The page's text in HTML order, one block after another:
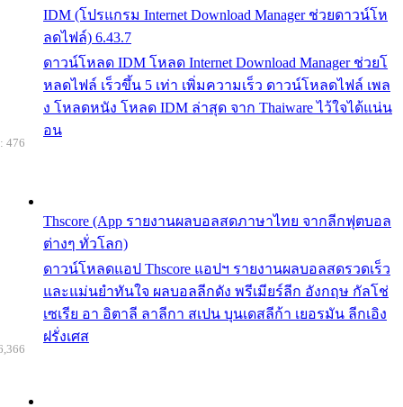
IDM (โปรแกรม Internet Download Manager ช่วยดาวน์โห
ลดไฟล์) 6.43.7
ดาวน์โหลด IDM โหลด Internet Download Manager ช่วยโ
หลดไฟล์ เร็วขึ้น 5 เท่า เพิ่มความเร็ว ดาวน์โหลดไฟล์ เพล
ง โหลดหนัง โหลด IDM ล่าสุด จาก Thaiware ไว้ใจได้แน่น
อน
Thscore (App รายงานผลบอลสดภาษาไทย จากลีกฟุตบอล
ต่างๆ ทั่วโลก)
ดาวน์โหลดแอป Thscore แอปฯ รายงานผลบอลสดรวดเร็ว
และแม่นยำทันใจ ผลบอลลีกดัง พรีเมียร์ลีก อังกฤษ กัลโช่
เซเรีย อา อิตาลี ลาลีกา สเปน บุนเดสลีก้า เยอรมัน ลีกเอิง
ฝรั่งเศส
476